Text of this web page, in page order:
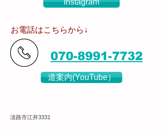
Instagram
​お電話はこちらから↓
070-8991-7732
道案内(YouTube）
淡路市江井3331